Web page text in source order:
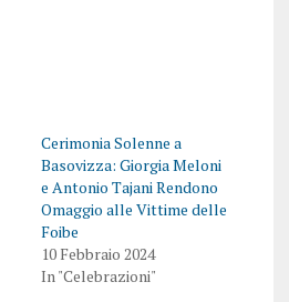
Cerimonia Solenne a
Basovizza: Giorgia Meloni
e Antonio Tajani Rendono
Omaggio alle Vittime delle
Foibe
10 Febbraio 2024
In "Celebrazioni"